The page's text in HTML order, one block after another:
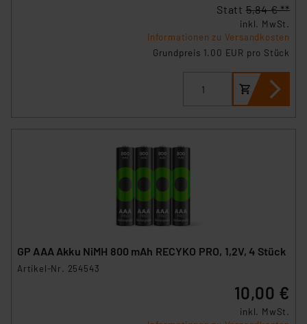
Statt 5,84 € **
inkl. MwSt.
Informationen zu Versandkosten
Grundpreis 1.00 EUR pro Stück
GP AAA Akku NiMH 800 mAh RECYKO PRO, 1,2V, 4 Stück
Artikel-Nr. 254543
10,00 €
inkl. MwSt.